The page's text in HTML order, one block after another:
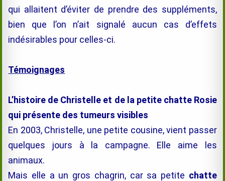
qui allaitent d’éviter de prendre des suppléments,
bien que l’on n’ait signalé aucun cas d’effets
indésirables pour celles-ci.
Témoignages
L’histoire de Christelle et de la petite chatte Rosie
qui présente des tumeurs visibles
En 2003, Christelle, une petite cousine, vient passer
quelques jours à la campagne. Elle aime les
animaux.
Mais elle a un gros chagrin, car sa petite chatte